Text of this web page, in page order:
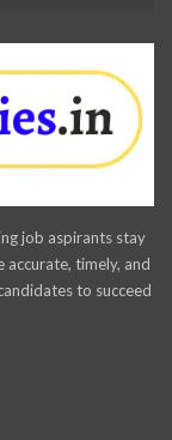
job aspirants stay
timely, and
to succeed